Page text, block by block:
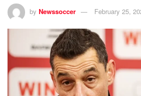
by Newssoccer February 25,